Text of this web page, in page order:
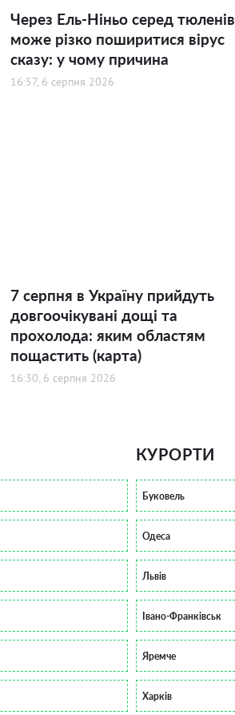
Через Ель-Ніньо серед тюленів
може різко поширитися вірус
сказу: у чому причина
16:57, 6 серпня 2026
7 серпня в Україну прийдуть
довгоочікувані дощі та
прохолода: яким областям
пощастить (карта)
16:30, 6 серпня 2026
КУРОРТИ
Буковель
Одеса
Львів
Івано-Франківськ
Яремче
Харків